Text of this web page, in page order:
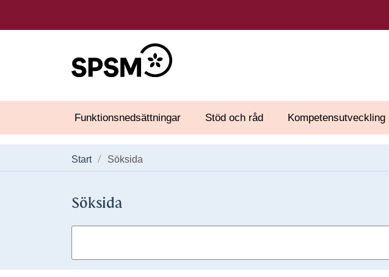
Funktionsnedsättningar Stöd och råd Kompetensutveckling
Start Söksida
Söksida